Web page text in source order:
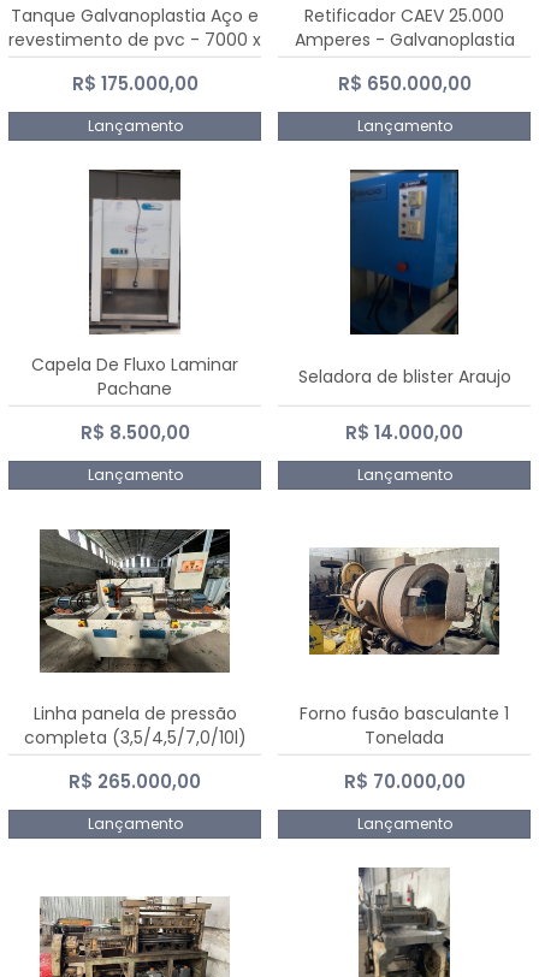
Tanque Galvanoplastia Aço e
revestimento de pvc - 7000 x
2200 mm
R$ 175.000,00
Lançamento
Retificador CAEV 25.000
Amperes - Galvanoplastia
R$ 650.000,00
Lançamento
Capela De Fluxo Laminar
Pachane
R$ 8.500,00
Lançamento
Seladora de blister Araujo
R$ 14.000,00
Lançamento
Linha panela de pressão
completa (3,5/4,5/7,0/10l)
R$ 265.000,00
Lançamento
Forno fusão basculante 1
Tonelada
R$ 70.000,00
Lançamento